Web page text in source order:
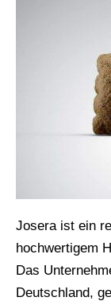
Josera ist ein
hochwertigem
Das
Deutschland,